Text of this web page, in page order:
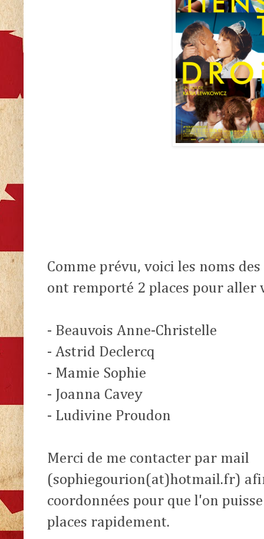
Comme prévu, voici les noms
ont remporté 2 places pour
- Beauvois Anne-Christelle
- Astrid Declercq
- Mamie Sophie
- Joanna Cavey
- Ludivine Proudon
Merci de me contacter par mail
(sophiegourion(at)hotmail.fr)
coordonnées pour que l'on
places rapidement.